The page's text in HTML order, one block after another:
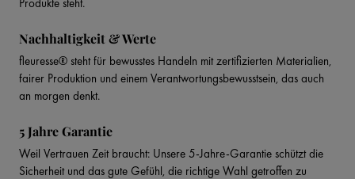
Produkte steht.
Nachhaltigkeit & Werte
fleuresse® steht für bewusstes Handeln mit zertifizierten Materialien,
fairer Produktion und einem Verantwortungsbewusstsein, das auch
an morgen denkt.
5 Jahre Garantie
Weil Vertrauen Zeit braucht: Unsere 5-Jahre-Garantie schützt die
Sicherheit und das gute Gefühl, die richtige Wahl getroffen zu